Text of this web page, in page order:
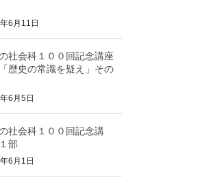
6月11日
社会科１００回記念講座
歴史の常識を疑え」その
6月5日
社会科１００回記念講
部
6月1日